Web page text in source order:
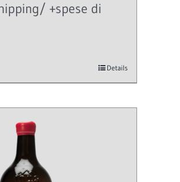
+spese di
Details